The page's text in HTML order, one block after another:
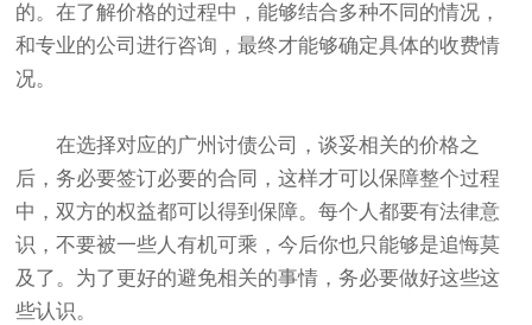
的。在了解价格的过程中，能够结合多种不同的情况，
和专业的公司进行咨询，最终才能够确定具体的收费情
况。
在选择对应的广州讨债公司，谈妥相关的价格之
后，务必要签订必要的合同，这样才可以保障整个过程
中，双方的权益都可以得到保障。每个人都要有法律意
识，不要被一些人有机可乘，今后你也只能够是追悔莫
及了。为了更好的避免相关的事情，务必要做好这些这
些认识。